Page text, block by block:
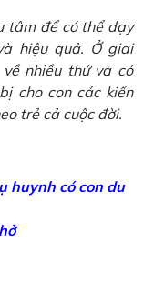
tâm để có thể dạy
hiệu quả. Ở giai
nhiều thứ và có
cho con các kiến
trẻ cả cuộc đời.
huynh có con du